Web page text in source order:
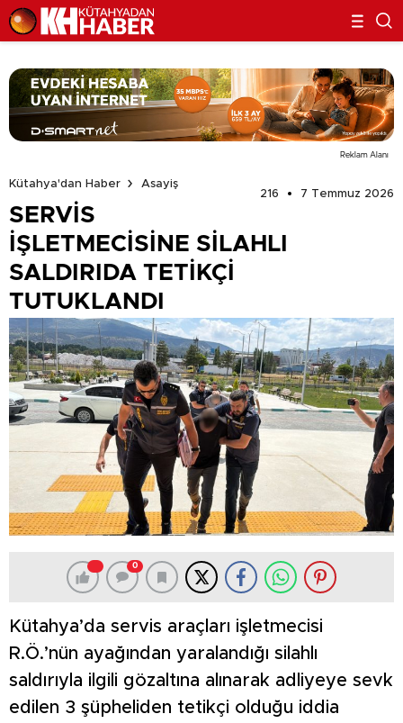
Reklam Alanı
Kütahya'dan Haber
Asayiş
216
7 Temmuz 2026
SERVİS
İŞLETMECİSİNE SİLAHLI
SALDIRIDA TETİKÇİ
TUTUKLANDI
0
Kütahya’da servis araçları işletmecisi
R.Ö.’nün ayağından yaralandığı silahlı
saldırıyla ilgili gözaltına alınarak adliyeye sevk
edilen 3 şüpheliden tetikçi olduğu iddia